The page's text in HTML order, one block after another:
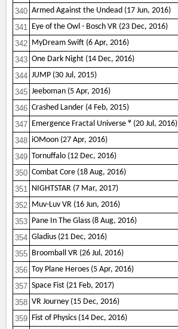
340 Armed Against the Undead (17 Jun, 2016)
341 Eye of the Owl - Bosch VR (23 Dec, 2016)
342 MyDream Swift (6 Apr, 2016)
343 One Dark Night (14 Dec, 2016)
344 JUMP (30 Jul, 2015)
345 Jeeboman (5 Apr, 2016)
346 Crashed Lander (4 Feb, 2015)
347 Emergence Fractal Universe ᵠ (20 Jul, 2016)
348 iOMoon (27 Apr, 2016)
349 Tornuffalo (12 Dec, 2016)
350 Combat Core (18 Aug, 2016)
351 NIGHTSTAR (7 Mar, 2017)
352 Muv-Luv VR (16 Jun, 2016)
353 Pane In The Glass (8 Aug, 2016)
354 Gladius (21 Dec, 2016)
355 Broomball VR (26 Jul, 2016)
356 Toy Plane Heroes (5 Apr, 2016)
357 Space Fist (21 Feb, 2017)
358 VR Journey (15 Dec, 2016)
359 Fist of Physics (14 Dec, 2016)